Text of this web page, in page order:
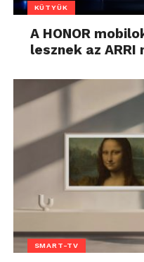
KÜTYÜK
A HONOR
lesznek az ARRI
SMART-TV